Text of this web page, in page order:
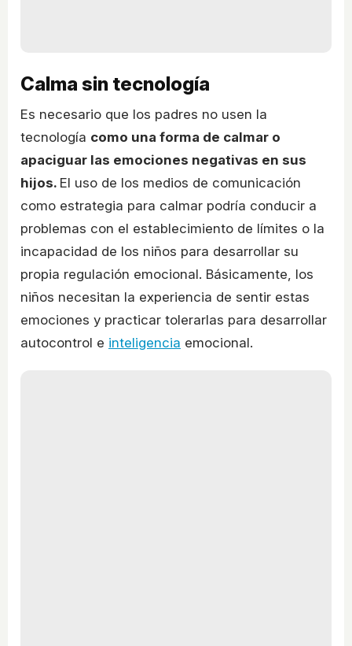
Calma sin tecnología
Es necesario que los padres no usen la
tecnología como una forma de calmar o
apaciguar las emociones negativas en sus
hijos. El uso de los medios de comunicación
como estrategia para calmar podría conducir a
problemas con el establecimiento de límites o la
incapacidad de los niños para desarrollar su
propia regulación emocional. Básicamente, los
niños necesitan la experiencia de sentir estas
emociones y practicar tolerarlas para desarrollar
autocontrol e inteligencia emocional.